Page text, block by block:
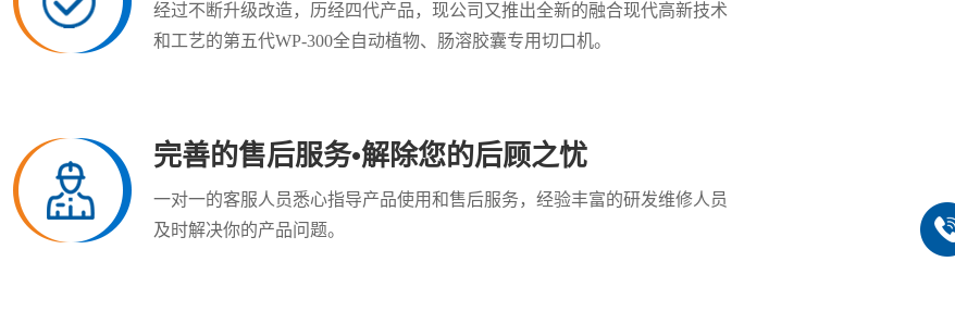
经过不断升级改造，历经四代产品，现公司又推出全新的融合现代高新技术
和工艺的第五代WP-300全自动植物、肠溶胶囊专用切口机。
完善的售后服务•解除您的后顾之忧
一对一的客服人员悉心指导产品使用和售后服务，经验丰富的研发维修人员
及时解决你的产品问题。